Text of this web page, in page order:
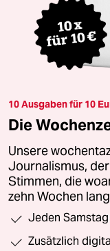
10 Ausgaben für 10
Die
Unsere
Journalismus,
Stimmen, die
zehn Wochen
Jeden
Zusätzlich